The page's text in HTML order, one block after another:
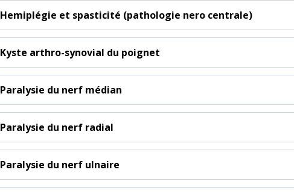
Hemiplégie et spasticité (pathologie nero centrale)
Kyste arthro-synovial du poignet
Paralysie du nerf médian
Paralysie du nerf radial
Paralysie du nerf ulnaire